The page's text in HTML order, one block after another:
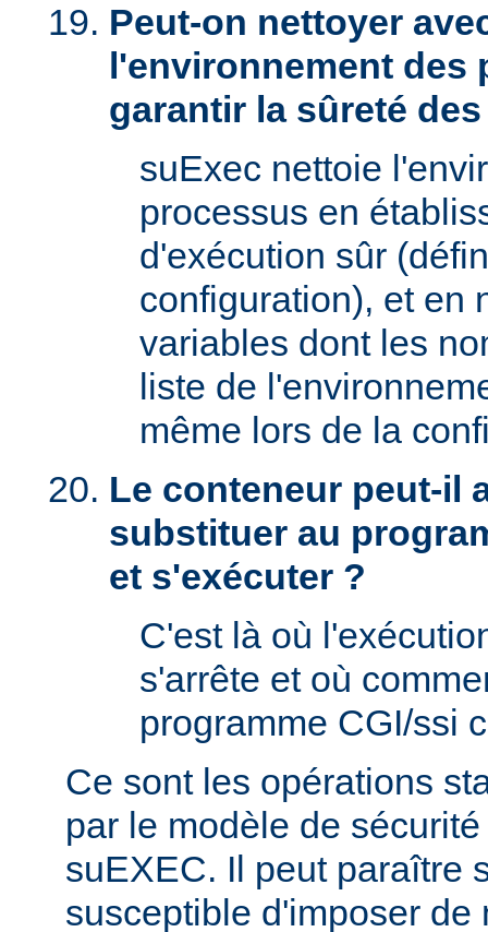
Peut-on nettoyer
l'environnement des
garantir la sûreté
suExec nettoie
processus en
d'exécution sûr
configuration), et en
variables dont les
liste de
même lors de la
Le conteneur peut-il
substituer au
et s'exécuter ?
C'est là où
s'arrête et où
programme CGI/ssi
Ce sont les opérations
par le modèle de
suEXEC. Il peut paraître
susceptible d'imposer